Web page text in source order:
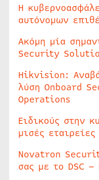
Η
αυτόνομων
Ακόμη μία
Security
Hikvision:
λύση Onboard
Operations
Ειδικούς στην
μισές εταιρείες
Novatron
σας με το DSC –